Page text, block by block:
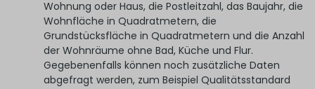
Wohnung oder Haus, die Postleitzahl, das Baujahr, die
Wohnfläche in Quadratmetern, die
Grundstücksfläche in Quadratmetern und die Anzahl
der Wohnräume ohne Bad, Küche und Flur.
Gegebenenfalls können noch zusätzliche Daten
abgefragt werden, zum Beispiel Qualitätsstandard